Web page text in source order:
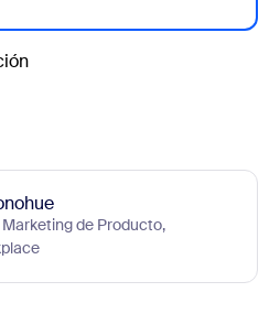
de Producto,